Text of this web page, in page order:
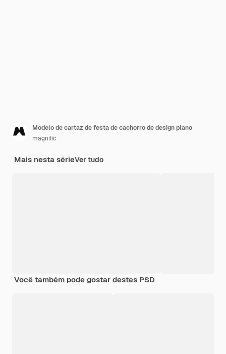
Modelo de cartaz de festa de cachorro de design plano
magnific
Mais nesta sérieVer tudo
Você também pode gostar destes PSD